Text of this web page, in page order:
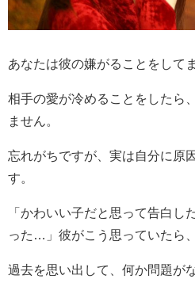
あなたは彼の嫌がることをして
相手の愛が冷めることをしたら
ません。
忘れがちですが、実は自分に原
す。
「かわいい子だと思って告白し
った…」彼がこう思っていたら
過去を思い出して、何か問題が